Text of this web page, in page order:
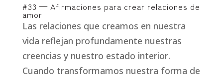
#33 — Afirmaciones para crear relaciones de
amor
Las relaciones que creamos en nuestra
vida reflejan profundamente nuestras
creencias y nuestro estado interior.
Cuando transformamos nuestra forma de